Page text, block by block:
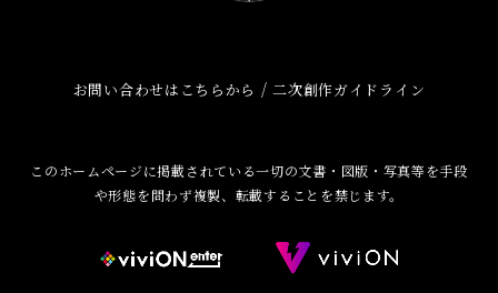
お問い合わせはこちらから /二次創作ガイドライン
このホームページに掲載されている一切の文書・図版・写真等を手段
や形態を問わず複製、転載することを禁じます。